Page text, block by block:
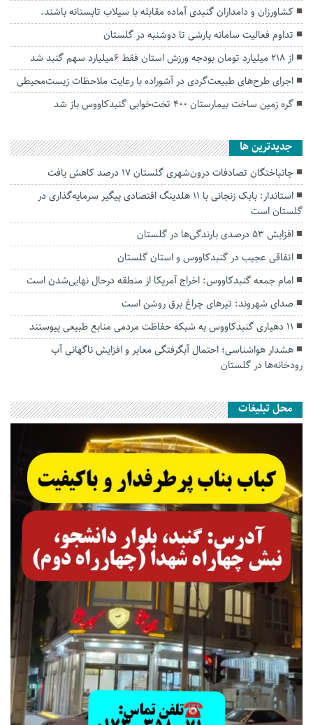
کشاورزان و دامداران گنبدی آماده مقابله با سیلاب‌ تابستانه باشند.
تداوم فعالیت سامانه بارشی تا دوشنبه در گلستان
از 218 میلیارد تومان بودجه ورزش استان فقط 6میلیارد سهم گنبد شد
اجرای طرح‌های طبیعت‌گردی در آشوراده با رعایت ملاحظات زیست‌محیطی
گره زمین ساخت بیمارستان ۴۰۰ تخت‌خوابی گنبدکاووس باز شد
جديدترين ها
جانباختگان تصادفات درون‌شهری گلستان ۱۷ درصد کاهش یافت
استاندار: بابک زنجانی با ۱۱ هلدینگ اقتصادی پیگیر سرمایه‌گذاری در
گلستان است
افزایش ۵۳ درصدی بارندگی‌ها در گلستان
اتفاقی عجیب در‌ گنبدکاووس و استان گلستان
امام جمعه گنبدکاووس: اخراج آمریکا از منطقه درحال نهایی‌شدن است
صدای شهروند: تیرهای چراغ برق روشن است
۱۱ دهیاری گنبدکاووس به شبکه حفاظت مردمی منابع طبیعی پیوستند
هشدار هواشناسی؛ احتمال آبگرفتگی معابر و افزایش ناگهانی آب
رودخانه‌ها در گلستان
محل تبلیغات